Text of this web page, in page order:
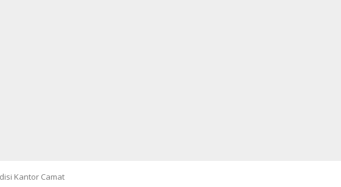
Kantor Camat